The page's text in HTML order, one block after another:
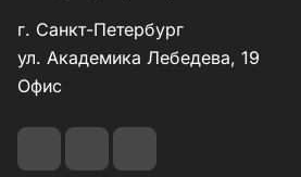
г. Санкт-Петербург
ул. Академика Лебедева, 19
Офис